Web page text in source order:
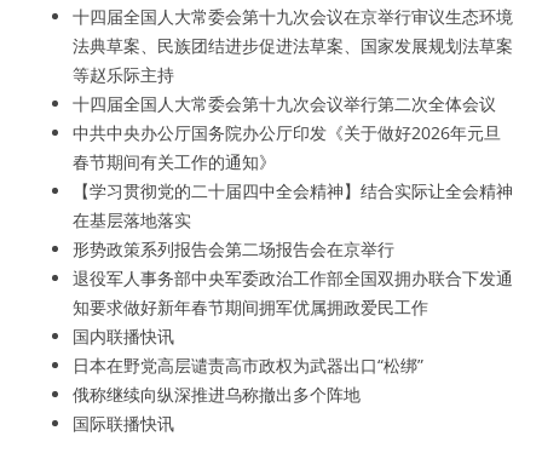
十四届全国人大常委会第十九次会议在京举行审议生态环境
法典草案、民族团结进步促进法草案、国家发展规划法草案
等赵乐际主持
十四届全国人大常委会第十九次会议举行第二次全体会议
中共中央办公厅国务院办公厅印发《关于做好2026年元旦
春节期间有关工作的通知》
【学习贯彻党的二十届四中全会精神】结合实际让全会精神
在基层落地落实
形势政策系列报告会第二场报告会在京举行
退役军人事务部中央军委政治工作部全国双拥办联合下发通
知要求做好新年春节期间拥军优属拥政爱民工作
国内联播快讯
日本在野党高层谴责高市政权为武器出口“松绑”
俄称继续向纵深推进乌称撤出多个阵地
国际联播快讯